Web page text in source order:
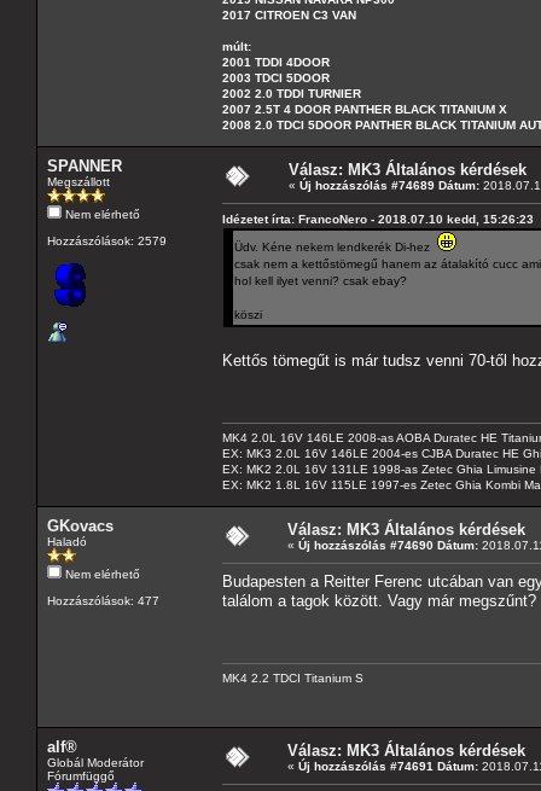
2017 CITROEN C3 VAN
múlt:
2001 TDDI 4DOOR
2003 TDCI 5DOOR
2002 2.0 TDDI TURNIER
2007 2.5T 4 DOOR PANTHER BLACK TITANIUM X
2008 2.0 TDCI 5DOOR PANTHER BLACK TITANIUM
SPANNER
Megszállott
Nem elérhető
Hozzászólások: 2579
Válasz: MK3 Általános kérdések
« Új hozzászólás #74689 Dátum:
Idézetet írta: FrancoNero - 2018.07.10 kedd, 15:26:23
Üdv. Kéne nekem lendkerék Di-hez
csak nem a kettőstömegű hanem az átalakító cucc
hol kell ilyet venni? csak ebay?
köszi
Kettős tömegűt is már tudsz venni 70-től
MK4 2.0L 16V 146LE 2008-as AOBA Duratec HE
EX: MK3 2.0L 16V 146LE 2004-es CJBA Duratec HE
EX: MK2 2.0L 16V 131LE 1998-as Zetec Ghia Limusine
EX: MK2 1.8L 16V 115LE 1997-es Zetec Ghia Kombi
GKovacs
Haladó
Nem elérhető
Hozzászólások: 477
Válasz: MK3 Általános kérdések
« Új hozzászólás #74690 Dátum:
Budapesten a Reitter Ferenc utcában van
találom a tagok között. Vagy már megszűnt?
MK4 2.2 TDCI Titanium S
alf®
Globál Moderátor
Fórumfüggő
Válasz: MK3 Általános kérdések
« Új hozzászólás #74691 Dátum: